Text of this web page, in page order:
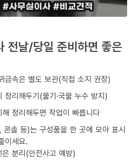
전날/당일 준비하면 좋은
금속은 별도 보관(직접 소지 권장)
정리해두기(물기·국물 누수 방지)
정리해두면 작업이 빠릅니다
콘솔 등)는 구성품을 한 곳에 모아 표시
이세요.
분리(안전사고 예방)